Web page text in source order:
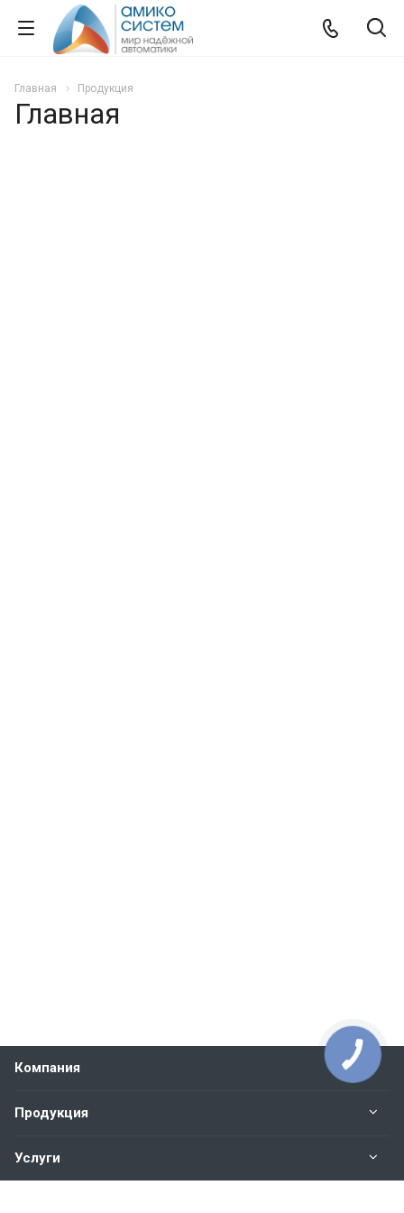
Главная Продукция
Главная
Компания
Продукция
Услуги